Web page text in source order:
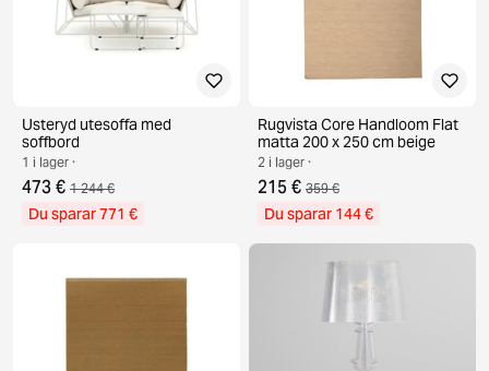
Usteryd utesoffa med
soffbord
1 i lager ·
473 € 1 244 €
Du sparar 771 €
Rugvista Core Handloom Flat
matta 200 x 250 cm beige
2 i lager ·
215 € 359 €
Du sparar 144 €